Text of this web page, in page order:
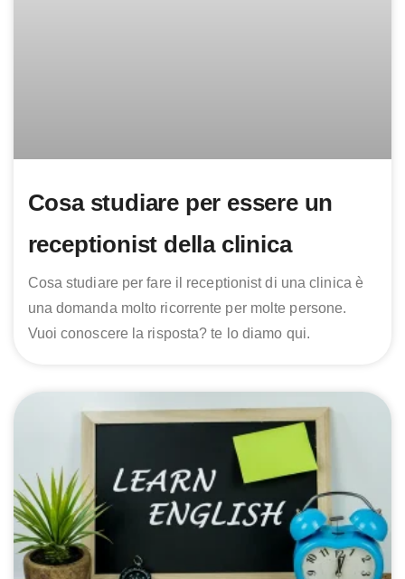
Cosa studiare per essere un
receptionist della clinica
Cosa studiare per fare il receptionist di una clinica è
una domanda molto ricorrente per molte persone.
Vuoi conoscere la risposta? te lo diamo qui.